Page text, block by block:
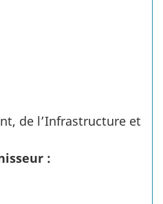
de l’Infrastructure et
: